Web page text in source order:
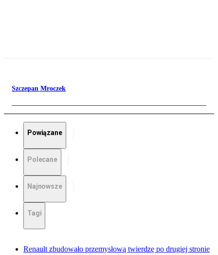
Szczepan Mroczek
Powiązane
Polecane
Najnowsze
Tagi
Renault zbudowało przemysłową twierdzę po drugiej stronie